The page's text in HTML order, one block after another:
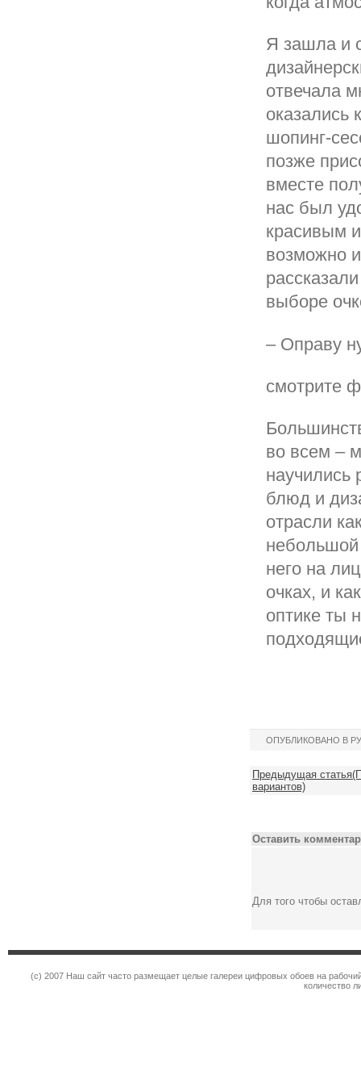
Я зашла и
отвечала
оказались
шопинг-
позже
вместе
нас был
красивым
возможно
выборе
– Оправу
смотрите
во всем –
научились
блюд и
отрасли
небольшой
него на
очках, и
оптике ты
ОПУБЛИКОВАНО В
Предыдущая
вариантов)
Оставить
Для того чтобы
(c) 2007 Наш сайт часто размещает целые галереи цифровых обоев на
количество